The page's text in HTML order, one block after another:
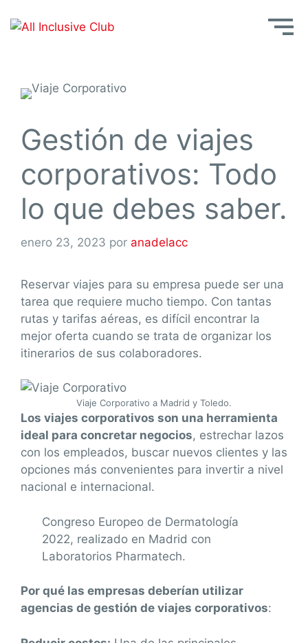
Gestión de viajes
corporativos: Todo
lo que debes saber.
enero 23, 2023 por anadelacc
Reservar viajes para su empresa puede ser una
tarea que requiere mucho tiempo. Con tantas
rutas y tarifas aéreas, es difícil encontrar la
mejor oferta cuando se trata de organizar los
itinerarios de sus colaboradores.
Viaje Corporativo a Madrid y Toledo.
Los viajes corporativos son una herramienta
ideal para concretar negocios, estrechar lazos
con los empleados, buscar nuevos clientes y las
opciones más convenientes para invertir a nivel
nacional e internacional.
Congreso Europeo de Dermatología
2022, realizado en Madrid con
Laboratorios Pharmatech.
Por qué las empresas deberían utilizar
agencias de gestión de viajes corporativos: